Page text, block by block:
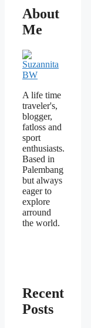
About
Me
A life time
traveler's,
blogger,
fatloss and
sport
enthusiasts.
Based in
Palembang
but always
eager to
explore
arround
the world.
Recent
Posts